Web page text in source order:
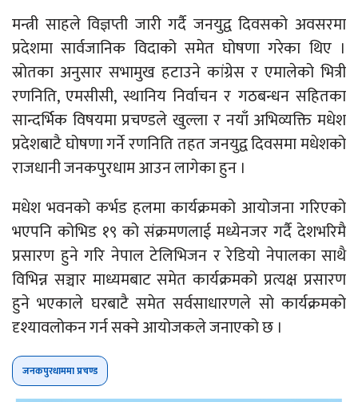
मन्त्री साहले विज्ञप्ती जारी गर्दै जनयुद्व दिवसको अवसरमा
प्रदेशमा सार्वजानिक विदाको समेत घोषणा गरेका थिए ।
स्रोतका अनुसार सभामुख हटाउने कांग्रेस र एमालेको भित्री
रणनिति, एमसीसी, स्थानिय निर्वाचन र गठबन्धन सहितका
सान्दर्भिक विषयमा प्रचण्डले खुल्ला र नयाँ अभिव्यक्ति मधेश
प्रदेशबाटै घोषणा गर्ने रणनिति तहत जनयुद्व दिवसमा मधेशको
राजधानी जनकपुरधाम आउन लागेका हुन ।
मधेश भवनको कर्भड हलमा कार्यक्रमको आयोजना गरिएको
भएपनि कोभिड १९ को संक्रमणलाई मध्येनजर गर्दै देशभरिमै
प्रसारण हुने गरि नेपाल टेलिभिजन र रेडियो नेपालका साथै
विभिन्न सञ्चार माध्यमबाट समेत कार्यक्रमको प्रत्यक्ष प्रसारण
हुने भएकाले घरबाटै समेत सर्वसाधारणले सो कार्यक्रमको
दृश्यावलोकन गर्न सक्ने आयोजकले जनाएको छ ।
जनकपुरधाममा प्रचण्ड